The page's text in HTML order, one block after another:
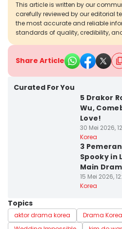
This article is written by our
carefully reviewed by our editorial
the most accurate and reliable
standards of quality, credibility,
Share Article
Curated For You
5 Drakor
Wu,
Love!
30 Mei 2026,
Korea
3
Spooky in
Main
15 Mei 2026,
Korea
Topics
aktor drama korea
Drama